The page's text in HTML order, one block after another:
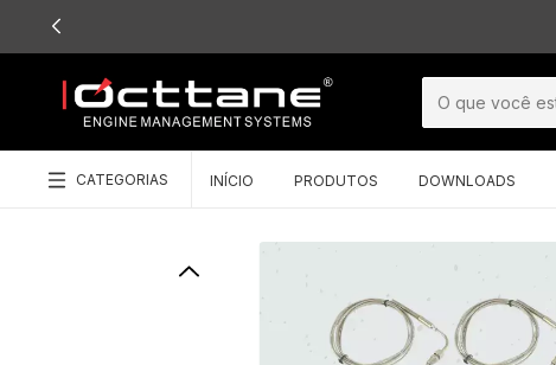
CATEGORIAS INÍCIO PRODUTOS DOWNLOADS